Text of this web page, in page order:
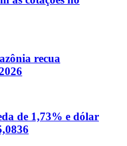
recua
de 1,73% e dólar